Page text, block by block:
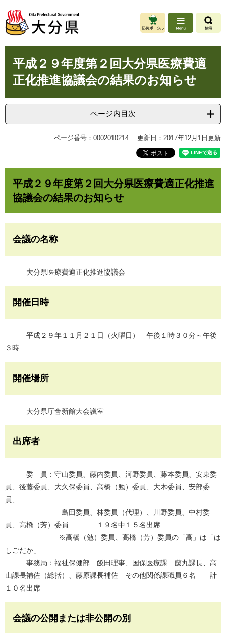
ジ
先
ュ
を
本
へ
平成２９年度第２回大分県医療費適
正化推進協議会の結果のお知らせ
ページ内目次
ページ番号：0002010214 更新日：2017年12月1日更新
平成２９年度第２回大分県医療費適正化推進
協議会の結果のお知らせ
会議の名称
大分県医療費適正化推進協議会
開催日時
平成２９年１１月２１日（火曜日） 午後１時３０分～午後
３時
開催場所
大分県庁舎新館大会議室
出席者
委 員：守山委員、藤内委員、河野委員、藤本委員、安東委
員、後藤委員、大久保委員、高橋（勉）委員、大木委員、安部委
員、
島田委員、林委員（代理）、川野委員、中村委
員、高橋（芳）委員 １９名中１５名出席
※高橋（勉）委員、高橋（芳）委員の「高」は「は
しごだか」
事務局：福祉保健部 飯田理事、国保医療課 藤丸課長、高
山課長補佐（総括）、藤原課長補佐 その他関係課職員６名 計
１０名出席
会議の公開または非公開の別